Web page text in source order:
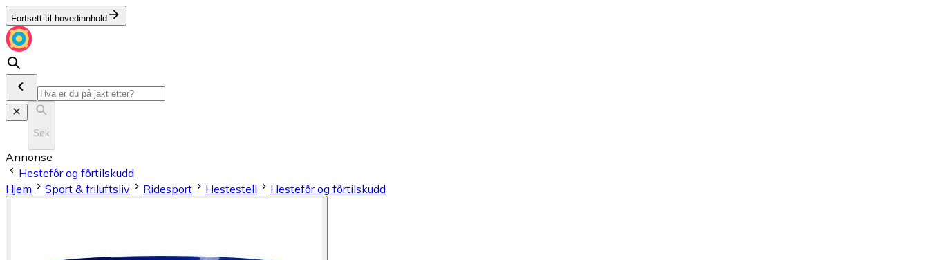
Fortsett til hovedinnhold
Søk
Annonse
Hestefôr og fôrtilskudd
Hjem
Sport & friluftsliv Ridesport Hestestell Hestefôr og fôrtilskudd